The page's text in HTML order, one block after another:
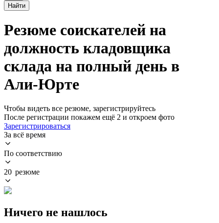
Найти
Резюме соискателей на
должность кладовщика
склада на полный день в
Али-Юрте
Чтобы видеть все резюме, зарегистрируйтесь
После регистрации покажем ещё 2 и откроем фото
Зарегистрироваться
За всё время
По соответствию
20 резюме
Ничего не нашлось